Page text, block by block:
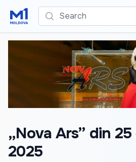
Search
„Nova Ars” din
2025